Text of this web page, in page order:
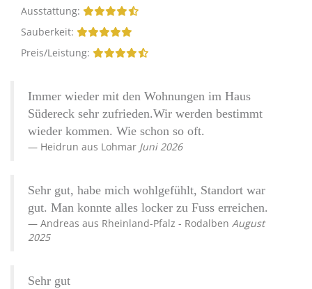
Ausstattung:
Sauberkeit:
Preis/Leistung:
Immer wieder mit den Wohnungen im Haus
Südereck sehr zufrieden.Wir werden bestimmt
wieder kommen. Wie schon so oft.
Heidrun aus Lohmar Juni 2026
Sehr gut, habe mich wohlgefühlt, Standort war
gut. Man konnte alles locker zu Fuss erreichen.
Andreas aus Rheinland-Pfalz - Rodalben August
2025
Sehr gut